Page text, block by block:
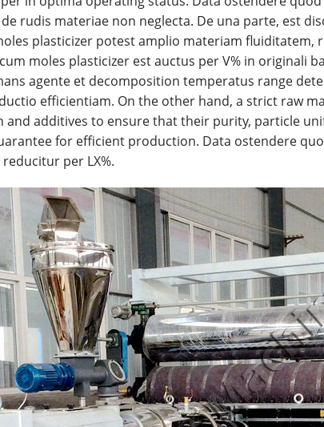
rudis materiae non neglecta. De una parte, est
plasticizer potest amplio materiam
moles plasticizer est auctus per V% in originali
agente et decomposition temperatus range
efficientiam. On the other hand, a strict raw
and additives to ensure that their purity, particle
for efficient production. Data ostendere
per LX%.